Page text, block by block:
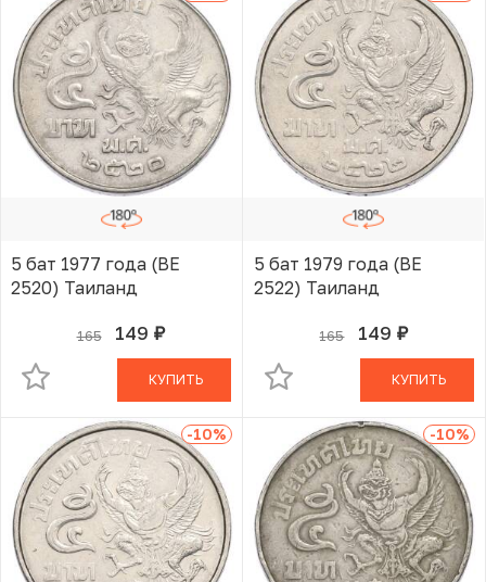
5 бат 1977 года (BE
2520) Таиланд
165 149 руб.
В КОРЗИНЕ
КУПИТЬ
5 бат 1979 года (BE
2522) Таиланд
165 149 руб.
В КОРЗИНЕ
КУПИТЬ
-10% -10%